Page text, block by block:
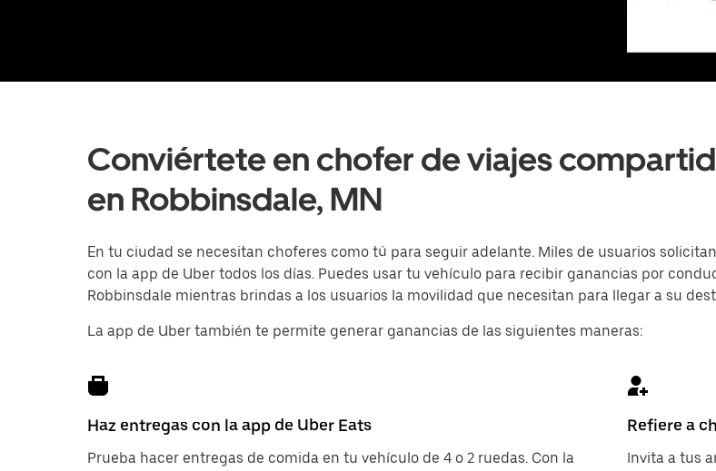
Conviértete en chofer de viajes
en Robbinsdale, MN
En tu ciudad se necesitan choferes como tú para seguir adelante. Miles de usuarios
con la app de Uber todos los días. Puedes usar tu vehículo para recibir ganancias por
Robbinsdale mientras brindas a los usuarios la movilidad que necesitan para llegar a su
La app de Uber también te permite generar ganancias de las siguientes maneras:
Haz entregas con la app de Uber Eats
Prueba hacer entregas de comida en tu vehículo de 4 o 2 ruedas. Con la
Refiere a
Invita a tus